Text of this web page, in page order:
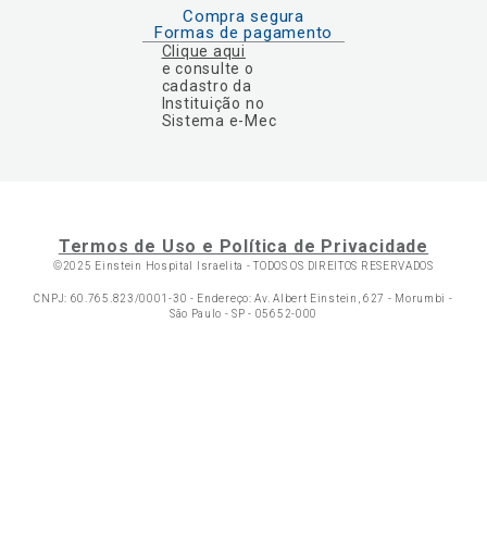
Compra segura
Formas de pagamento
Clique aqui
e consulte o
cadastro da
Instituição no
Sistema e-Mec
Termos de Uso e Política de Privacidade
©2025 Einstein Hospital Israelita -TODOS OS DIREITOS RESERVADOS
CNPJ: 60.765.823/0001-30 - Endereço: Av. Albert Einstein, 627 - Morumbi -
São Paulo - SP - 05652-000